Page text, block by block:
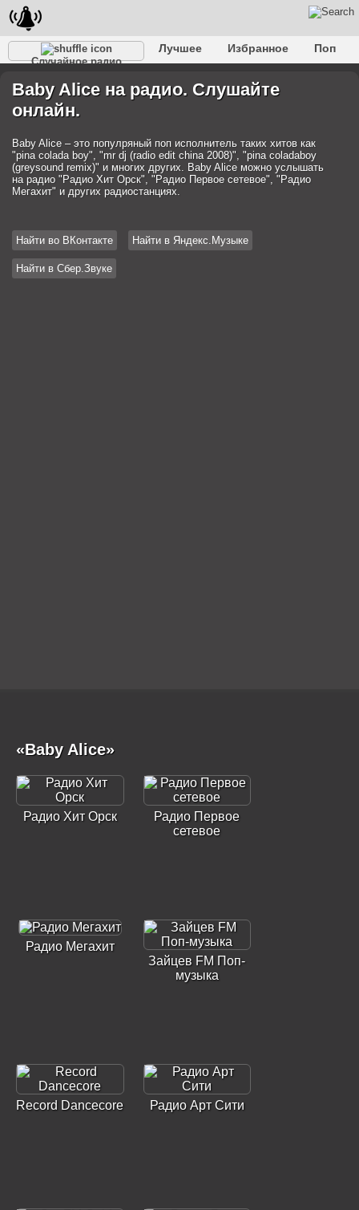
Случайное радио
Лучшее Избранное
Поп
Разговорное
Рэп Транс Дип-хаус
Джаз
Детское
Baby Alice на радио. Слушайте
онлайн.
Baby Alice – это популряный поп исполнитель таких хитов как
"pina colada boy", "mr dj (radio edit china 2008)", "pina coladaboy
(greysound remix)" и многих других. Baby Alice можно услышать
на радио "Радио Хит Орск", "Радио Первое сетевое", "Радио
Мегахит" и других радиостанциях.
Найти во ВКонтакте Найти в Яндекс.Музыке
Найти в Сбер.Звуке
«Baby Alice»
Радио Хит Орск
Радио Первое
сетевое
Радио Мегахит
Зайцев FM Поп-
музыка
Record Dancecore Радио Арт Сити